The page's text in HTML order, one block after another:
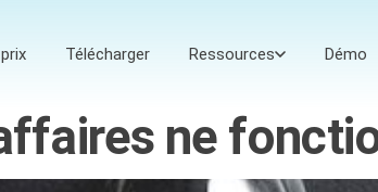
Télécharger Ressources Démo
ne